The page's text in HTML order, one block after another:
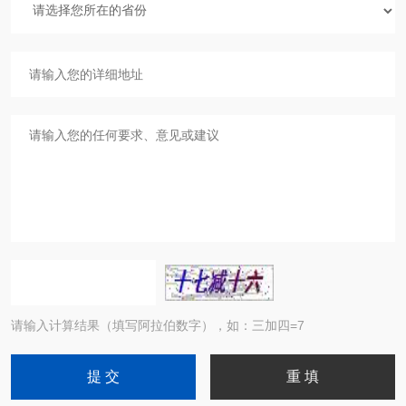
请输入计算结果（填写阿拉伯数字），如：三加四=7